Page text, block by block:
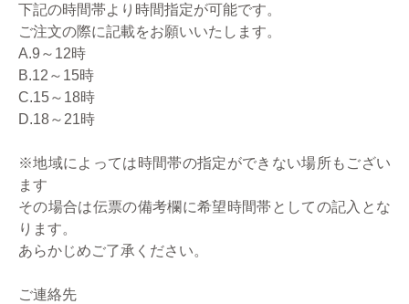
下記の時間帯より時間指定が可能です。
ご注文の際に記載をお願いいたします。
A.9～12時
B.12～15時
C.15～18時
D.18～21時
※地域によっては時間帯の指定ができない場所もござい
ます
その場合は伝票の備考欄に希望時間帯としての記入とな
ります。
あらかじめご了承ください。
ご連絡先